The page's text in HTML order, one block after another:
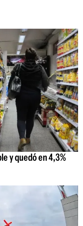
y quedó en 4,3%